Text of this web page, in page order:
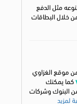
مثل الدفع
خلال البطاقات
موقع الغزاوي
كما يمكنك
البنوك وشركات
لمزيد